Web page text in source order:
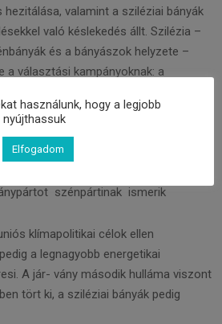
valamint a sziléziai bányák
való késlekedés állt. Szilézia –
és a bányászok helyzete –
választási kampányoknak: a
A bányák működtetése jelentős
az Európai Unió karbonsemleges
szénpártinak ismerik
klímapolitikai célok ellen
a legnagyobb energetikai
A jár- vány második hulláma viszont
tört ki, a sziléziai bányák pedig
használunk, hogy a legjobb
Elfogadom